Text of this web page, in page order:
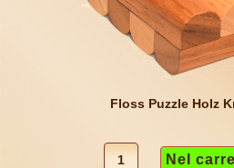
Floss Puzzle Holz